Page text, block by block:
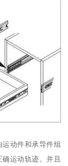
动件和承导件组
运动轨迹。并且